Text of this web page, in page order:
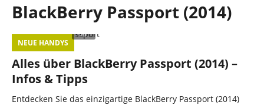
BlackBerry Passport (2014)
NEUE HANDYS
Alles über BlackBerry Passport (2014) –
Infos & Tipps
Entdecken Sie das einzigartige BlackBerry Passport (2014)